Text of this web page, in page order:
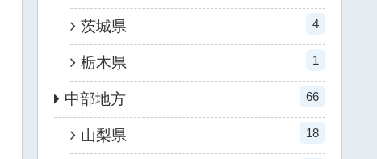
茨城県 4
栃木県 1
中部地方 66
山梨県 18